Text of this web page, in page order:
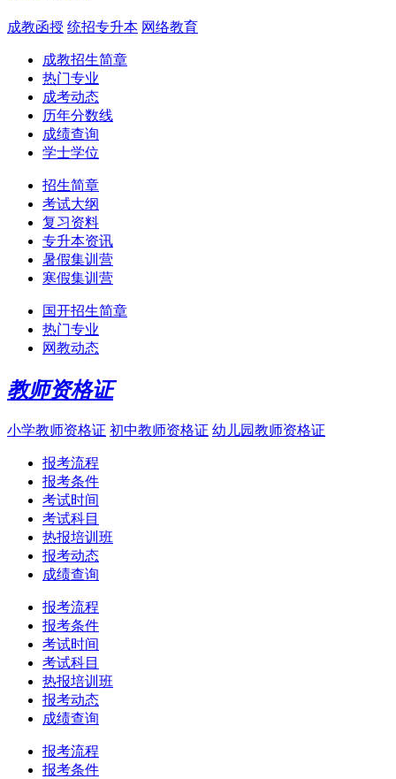
成教函授 统招专升本 网络教育
成教招生简章
热门专业
成考动态
历年分数线
成绩查询
学士学位
招生简章
考试大纲
复习资料
专升本资讯
暑假集训营
寒假集训营
国开招生简章
热门专业
网教动态
教师资格证
小学教师资格证 初中教师资格证 幼儿园教师资格证
报考流程
报考条件
考试时间
考试科目
热报培训班
报考动态
成绩查询
报考流程
报考条件
考试时间
考试科目
热报培训班
报考动态
成绩查询
报考流程
报考条件